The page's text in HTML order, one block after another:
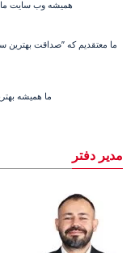
همیشه وب سایت ما
ما معتقدیم که ”صداقت
ما همیشه
مدیر دفتر